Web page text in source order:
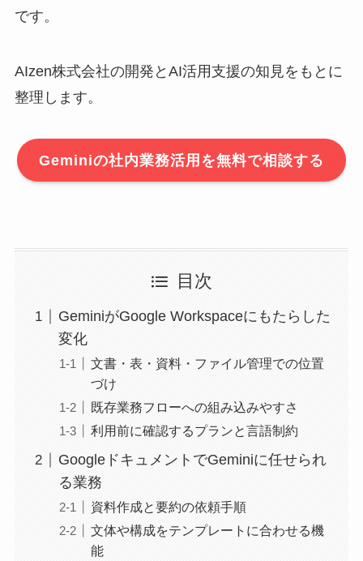
です。
AIzen株式会社の開発とAI活用支援の知見をもとに
整理します。
Geminiの社内業務活用を無料で相談する
目次
GeminiがGoogle Workspaceにもたらした
変化
文書・表・資料・ファイル管理での位置
づけ
既存業務フローへの組み込みやすさ
利用前に確認するプランと言語制約
GoogleドキュメントでGeminiに任せられ
る業務
資料作成と要約の依頼手順
文体や構成をテンプレートに合わせる機
能